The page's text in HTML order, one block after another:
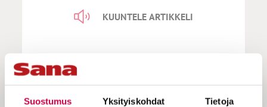
Suostumus Yksityiskohdat Tietoja
KUUNTELE ARTIKKELI
Venho | Teen lohtulistoja talven
varalle